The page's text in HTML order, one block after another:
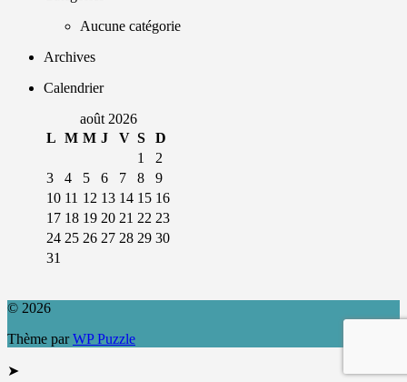
Aucune catégorie
Archives
Calendrier
août 2026
L M M J V S
D
1
2
3
4 5 6 7 8
9
10 11 12 13 14 15 16
17 18 19 20 21 22 23
24 25 26 27 28 29 30
31
© 2026
Thème parWP Puzzle
➤